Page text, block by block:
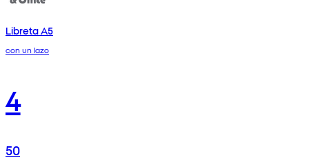
Libreta A5
con un lazo
4
50